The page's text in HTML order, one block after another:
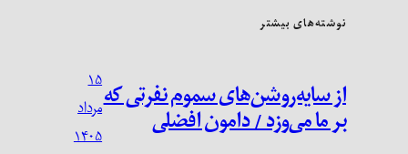
نوشته‌های بیشتر
از سایه‌روشن‌های سموم نفرتی که
بر ما می‌وزد / دامون افضلی
۱۵
مرداد
۱۴۰۵